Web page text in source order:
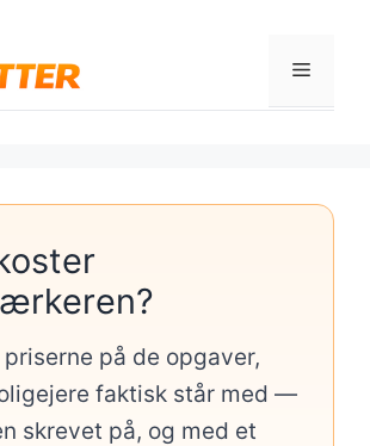
Menu
på de opgaver,
faktisk står med —
skrevet på, og med et